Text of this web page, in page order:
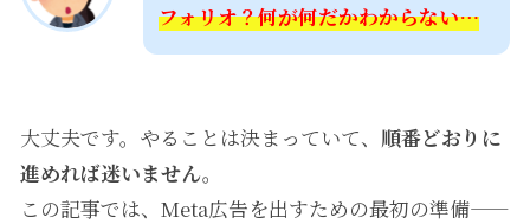
フォリオ？何が何だかわからない…
大丈夫です。やることは決まっていて、 順番どおりに
進めれば迷いません。
この記事では、Meta広告を出すための最初の準備——